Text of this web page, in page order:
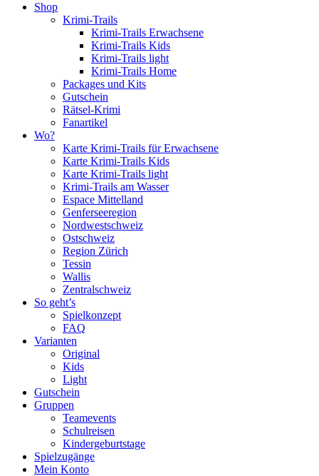
Shop
Krimi-Trails
Krimi-Trails Erwachsene
Krimi-Trails Kids
Krimi-Trails light
Krimi-Trails Home
Packages und Kits
Gutschein
Rätsel-Krimi
Fanartikel
Wo?
Karte Krimi-Trails für Erwachsene
Karte Krimi-Trails Kids
Karte Krimi-Trails light
Krimi-Trails am Wasser
Espace Mittelland
Genferseeregion
Nordwestschweiz
Ostschweiz
Region Zürich
Tessin
Wallis
Zentralschweiz
So geht’s
Spielkonzept
FAQ
Varianten
Original
Kids
Light
Gutschein
Gruppen
Teamevents
Schulreisen
Kindergeburtstage
Spielzugänge
Mein Konto